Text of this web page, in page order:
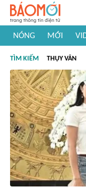
NÓNG MỚI
#Khám phá thế giới
TÌM KIẾM THỤY VÂN